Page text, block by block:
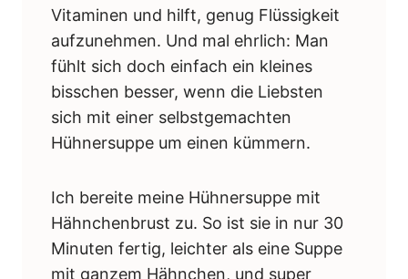
Vitaminen und hilft, genug Flüssigkeit
aufzunehmen. Und mal ehrlich: Man
fühlt sich doch einfach ein kleines
bisschen besser, wenn die Liebsten
sich mit einer selbstgemachten
Hühnersuppe um einen kümmern.
Ich bereite meine Hühnersuppe mit
Hähnchenbrust zu. So ist sie in nur 30
Minuten fertig, leichter als eine Suppe
mit ganzem Hähnchen, und super